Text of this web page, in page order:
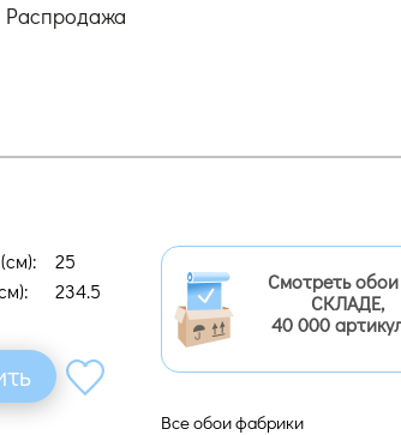
Распродажа
25
234.5
Смотреть
СКЛАДЕ,
40 000
Все обои фабрики